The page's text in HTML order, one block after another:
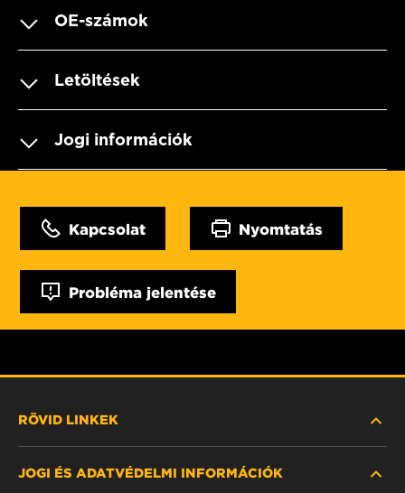
OE-számok
Letöltések
Jogi információk
Kapcsolat Nyomtatás
Probléma jelentése
RÖVID LINKEK
JOGI ÉS ADATVÉDELMI INFORMÁCIÓK